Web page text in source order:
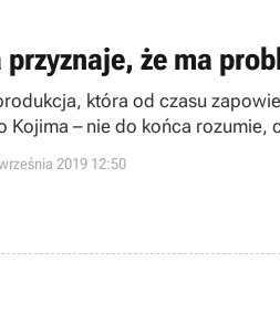
że ma
która od czasu
Kojima – nie do końca rozumie,
2019 12:50